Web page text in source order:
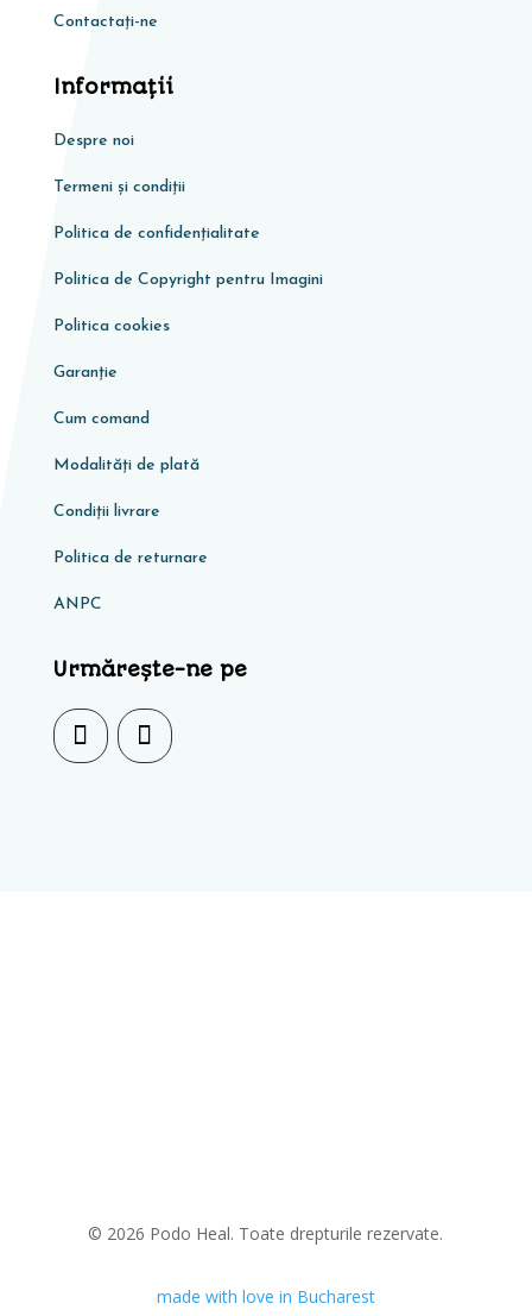
Contactați-ne
Informaţii
Despre noi
Termeni și condiții
Politica de confidențialitate
Politica de Copyright pentru Imagini
Politica cookies
Garanţie
Cum comand
Modalități de plată
Condiţii livrare
Politica de returnare
ANPC
Urmărește-ne pe
© 2026 Podo Heal. Toate drepturile rezervate.
made with love in Bucharest